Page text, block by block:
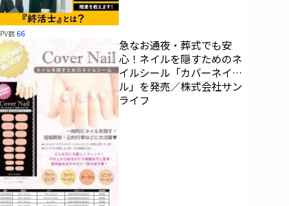
PV数 66
急なお通夜・葬式でも安
心！ネイルを隠すためのネ
イルシール「カバーネイ
ル」を発売／株式会社サン
ライフ